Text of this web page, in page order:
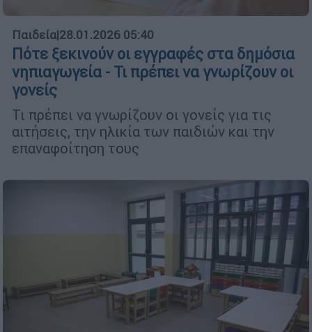
Παιδεία|28.01.2026 05:40
Πότε ξεκινούν οι εγγραφές στα δημόσια
νηπιαγωγεία - Τι πρέπει να γνωρίζουν οι
γονείς
Τι πρέπει να γνωρίζουν οι γονείς για τις
αιτήσεις, την ηλικία των παιδιών και την
επαναφοίτηση τους